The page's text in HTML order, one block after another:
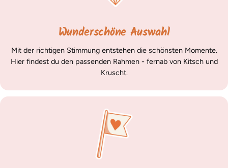
Wunderschöne Auswahl
Mit der richtigen Stimmung entstehen die schönsten Momente.
Hier findest du den passenden Rahmen - fernab von Kitsch und
Kruscht.